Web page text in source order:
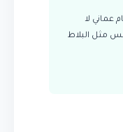
عماني لا
مثل البلاط